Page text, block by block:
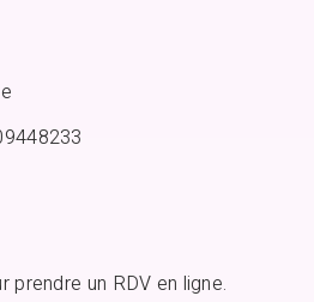
prendre un RDV en ligne.